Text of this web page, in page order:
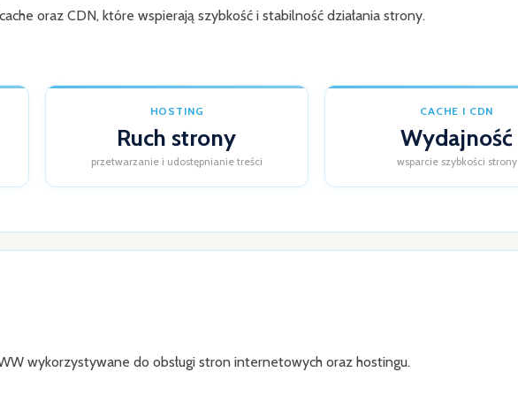
oraz CDN, które wspierają szybkość i stabilność działania strony.
HOSTING
Ruch strony
przetwarzanie i udostępnianie treści
CACHE I CDN
Wydajność
wsparcie szybkości strony
wykorzystywane do obsługi stron internetowych oraz hostingu.